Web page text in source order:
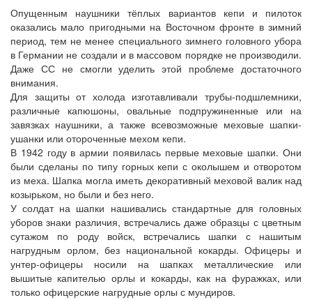
Опущенным наушники тёплых вариантов кепи и пилоток
оказались мало пригодными на Восточном фронте в зимний
период, тем не менее специального зимнего головного убора
в Германии не создали и в массовом порядке не производили.
Даже СС не смогли уделить этой проблеме достаточного
внимания.
Для защиты от холода изготавливали трубы-подшлемники,
различные капюшоны, овальные подпружиненные или на
завязках наушники, а также всевозможные меховые шапки-
ушанки или отороченные мехом кепи.
В 1942 году в армии появилась первые меховые шапки. Они
были сделаны по типу горных кепи с околышем и отворотом
из меха. Шапка могла иметь декоративный меховой валик над
козырьком, но были и без него.
У солдат на шапки нашивались стандартные для головных
уборов знаки различия, встречались даже образцы с цветным
сутажом по роду войск, встречались шапки с нашитым
нагрудным орлом, без национальной кокарды. Офицеры и
унтер-офицеры носили на шапках металлические или
вышитые капителью орлы и кокарды, как на фуражках, или
только офицерские нагрудные орлы с мундиров.